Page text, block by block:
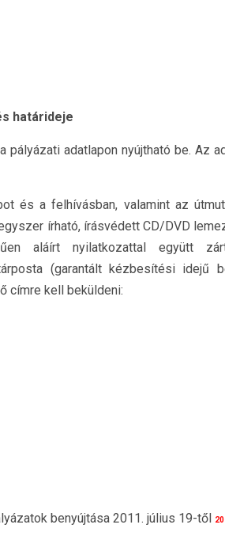
határideje
pályázati adatlapon nyújtható be. Az
és a felhívásban, valamint az
írható, írásvédett CD/DVD
aláírt nyilatkozattal együtt
(garantált kézbesítési idejű
címre kell beküldeni:
benyújtása 2011. július 19-től